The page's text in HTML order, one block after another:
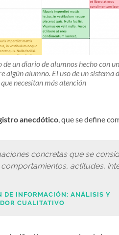
un diario de alumnos hecho con
alumno. El uso de un sistema
necesitan más atención
anecdótico , que se define
concretas que se
actitudes,
DE INFORMACIÓN: ANÁLISIS Y
CUALITATIVO